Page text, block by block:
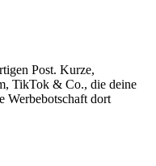
Post. Kurze,
TikTok & Co., die deine
Werbebotschaft dort